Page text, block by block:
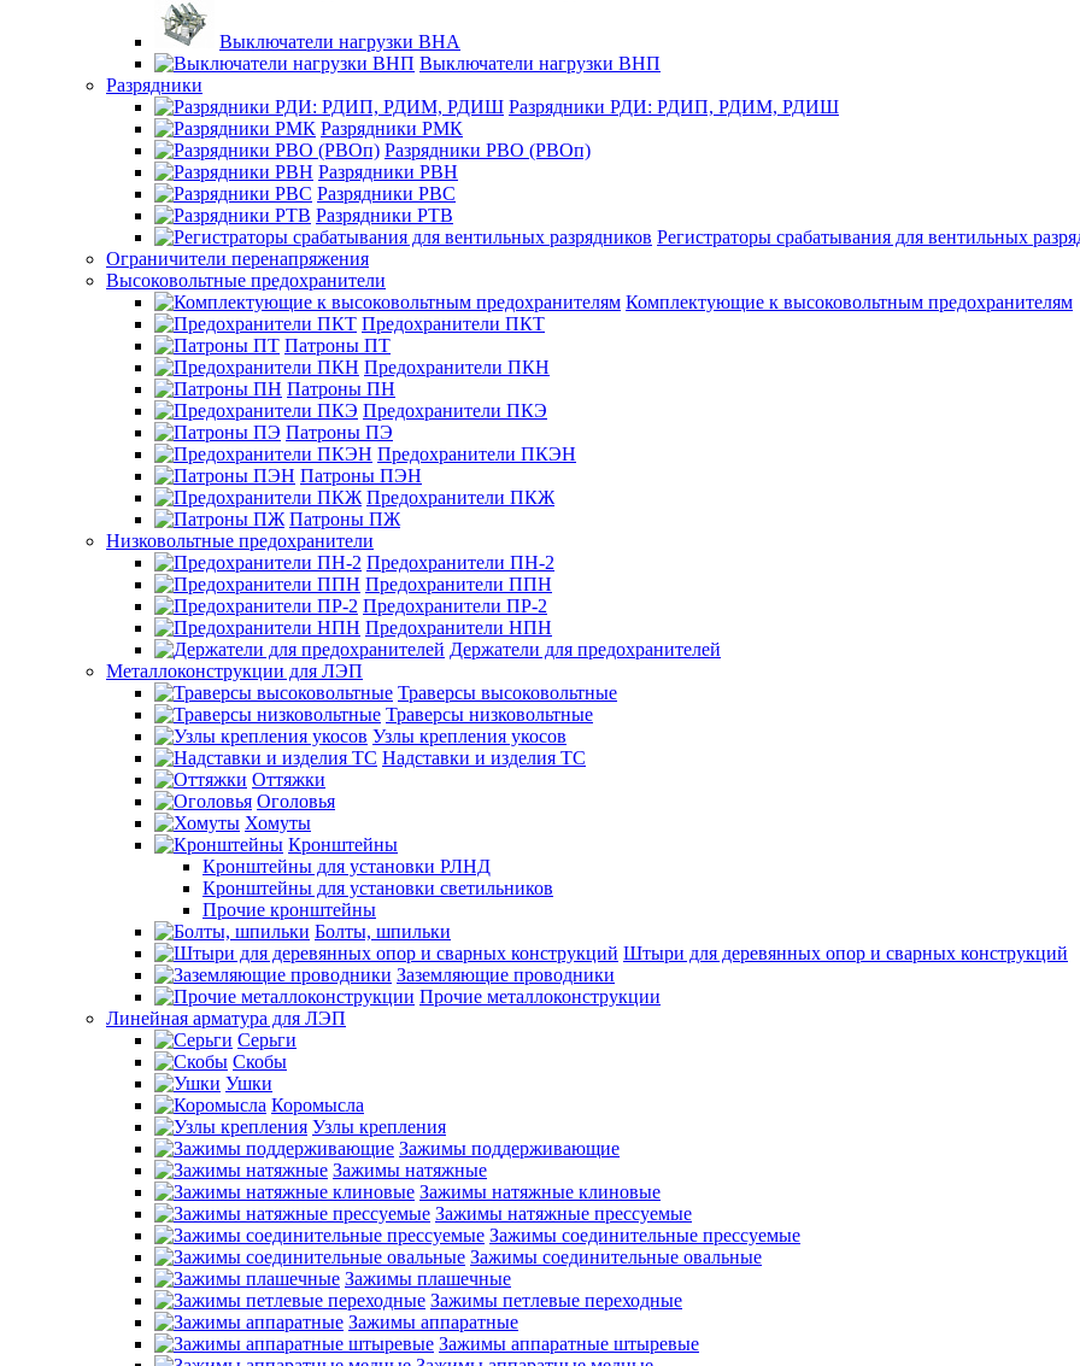
Выключатели нагрузки ВНА
Выключатели нагрузки ВНП
Разрядники
Разрядники РДИ: РДИП, РДИМ, РДИШ
Разрядники РМК
Разрядники РВО (РВОп)
Разрядники РВН
Разрядники РВС
Разрядники РТВ
Регистраторы срабатывания для вентильных
Ограничители перенапряжения
Высоковольтные предохранители
Комплектующие к высоковольтным предохранителям
Предохранители ПКТ
Патроны ПТ
Предохранители ПКН
Патроны ПН
Предохранители ПКЭ
Патроны ПЭ
Предохранители ПКЭН
Патроны ПЭН
Предохранители ПКЖ
Патроны ПЖ
Низковольтные предохранители
Предохранители ПН-2
Предохранители ППН
Предохранители ПР-2
Предохранители НПН
Держатели для предохранителей
Металлоконструкции для ЛЭП
Траверсы высоковольтные
Траверсы низковольтные
Узлы крепления укосов
Надставки и изделия ТС
Оттяжки
Оголовья
Хомуты
Кронштейны
Кронштейны для установки РЛНД
Кронштейны для установки светильников
Прочие кронштейны
Болты, шпильки
Штыри для деревянных опор и сварных конструкций
Заземляющие проводники
Прочие металлоконструкции
Линейная арматура для ЛЭП
Серьги
Скобы
Ушки
Коромысла
Узлы крепления
Зажимы поддерживающие
Зажимы натяжные
Зажимы натяжные клиновые
Зажимы натяжные прессуемые
Зажимы соединительные прессуемые
Зажимы соединительные овальные
Зажимы плашечные
Зажимы петлевые переходные
Зажимы аппаратные
Зажимы аппаратные штыревые